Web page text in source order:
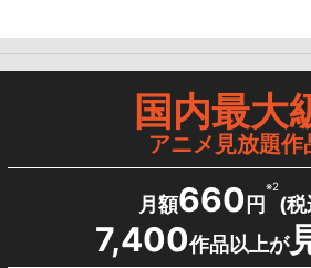
国内最大
アニメ見放題作
月額660 円
※2
(税
7,400作品以上が